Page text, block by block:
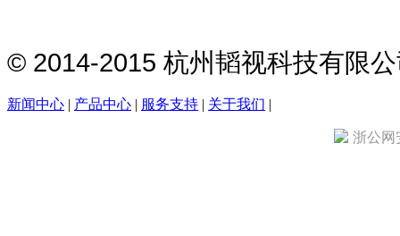
© 2014-2015 杭州韬视科技有限
新闻中心 | 产品中心 | 服务支持 | 关于我们 |
浙公网